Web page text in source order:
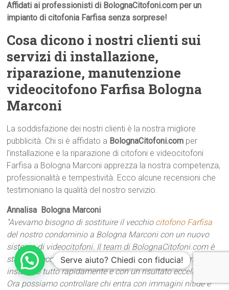
Affidati ai professionisti di BolognaCitofoni.com per un
impianto di citofonia Farfisa senza sorprese!
Cosa dicono i nostri clienti sui
servizi di installazione,
riparazione, manutenzione
videocitofono Farfisa Bologna
Marconi
La soddisfazione dei nostri clienti è la nostra migliore
pubblicità. Chi si è affidato a BolognaCitofoni.com per
l’installazione e la riparazione di citofoni e videocitofoni
Farfisa a Bologna Marconi apprezza la nostra competenza,
professionalità e tempestività. Ecco alcune recensioni che
testimoniano la qualità del nostro servizio.
Annalisa  Bologna Marconi
“Avevamo bisogno di sostituire il vecchio citofono Farfisa
del nostro condominio a Bologna Marconi con un nuovo
sistema di videocitofoni. Il team di BolognaCitofoni.com è
stato impeccabile: hanno consigliato la soluzione migliore,
installato tutto rapidamente e con un risultato eccellente.
Ora possiamo controllare chi entra con immagini nitide e
Serve aiuto? Chiedi con fiducia!